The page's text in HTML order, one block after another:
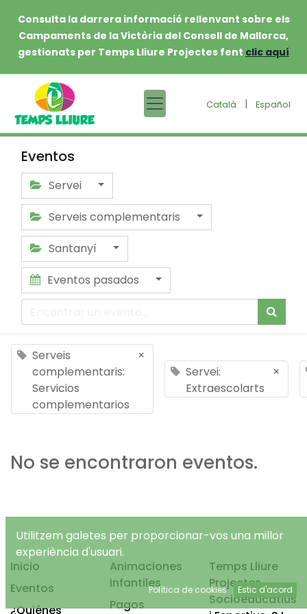
Consulta la darrera informació rellenvant sobre els
Campaments de la Victòria del Consell de Mallorca,
gestionats per Temps Lliure Projectes fent clic aquí
Català | Español
Eventos
Servei
Serveis complementaris
Santanyí
Eventos pasados
Serveis
complementaris:
Servicios
complementarios
×
Servei:
Extraescolarts
×
No se encontraron eventos.
Inicio
Eventos
¿Quiénes
Animaciones
infantiles
Pagos
Temps Lliure
Projectes
Socioeducatius
Utilitzem galetes per proporcionar-vos una millor
experiència d'usuari.
Política de cookies Estic d'acord